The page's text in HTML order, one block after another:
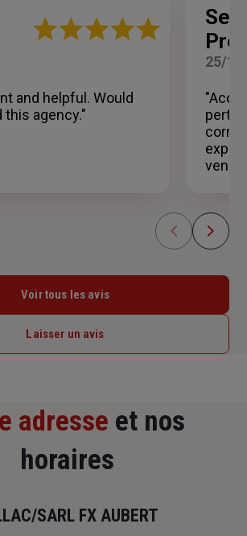
Note
étoiles
and helpful. Would
agency."
25/
venir
Voir tous les avis
Laisser un avis
adresse et nos
horaires
SARL FX AUBERT